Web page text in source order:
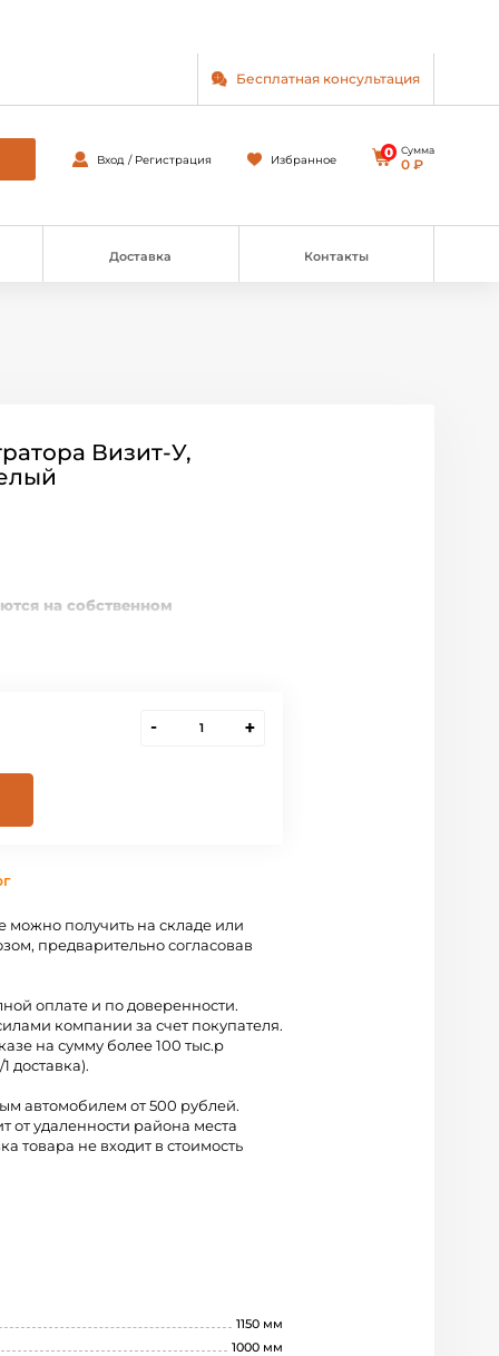
Бесплатная консультация
Вход / Регистрация Избранное 0 Сумма
0 ₽
Доставка Контакты
Визит-У,
на собственном
предоставляется.
- +
получить на складе или
предварительно согласовав
оплате и по доверенности.
компании за счет покупателя.
на сумму более 100 тыс.р
доставка).
автомобилем от 500 рублей.
от удаленности района места
товара не входит в стоимость
1150 мм
1000 мм